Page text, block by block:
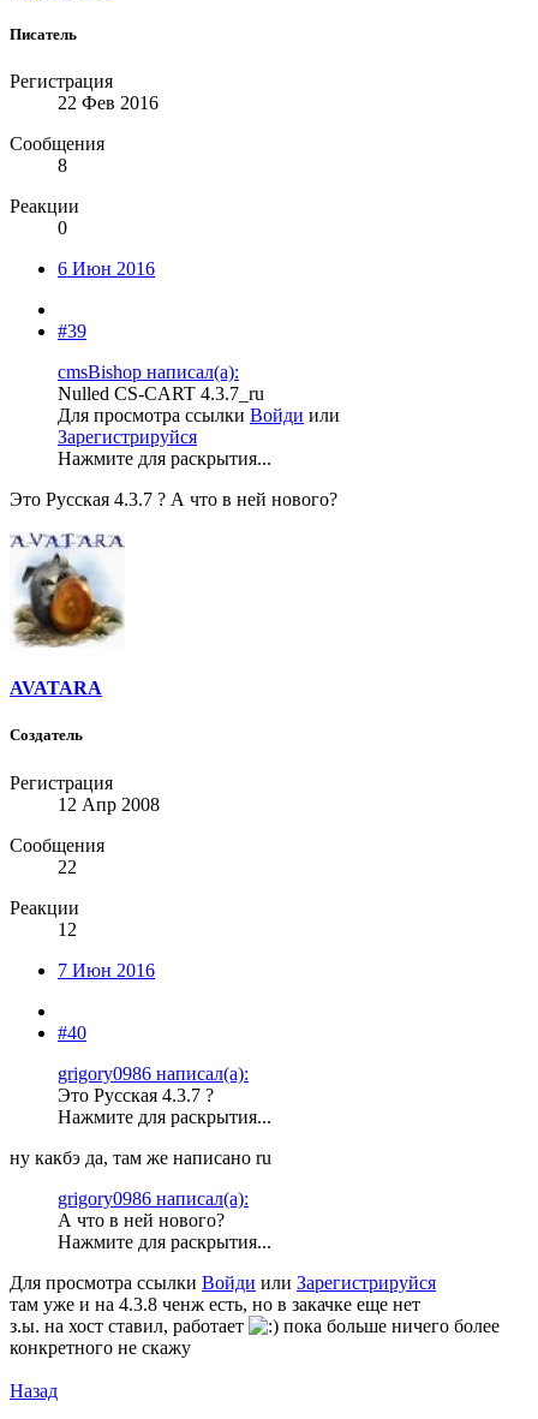
Писатель
Регистрация
22 Фев 2016
Сообщения
8
Реакции
0
6 Июн 2016
#39
cmsBishop написал(а):
Nulled CS-CART 4.3.7_ru
Для просмотра ссылки Войди или
Зарегистрируйся
Нажмите для раскрытия...
Это Русская 4.3.7 ? А что в ней нового?
AVATARA
Создатель
Регистрация
12 Апр 2008
Сообщения
22
Реакции
12
7 Июн 2016
#40
grigory0986 написал(а):
Это Русская 4.3.7 ?
Нажмите для раскрытия...
ну какбэ да, там же написано ru
grigory0986 написал(а):
А что в ней нового?
Нажмите для раскрытия...
Для просмотра ссылки Войди или Зарегистрируйся
там уже и на 4.3.8 ченж есть, но в закачке еще нет
з.ы. на хост ставил, работает
пока больше ничего более
конкретного не скажу
Назад